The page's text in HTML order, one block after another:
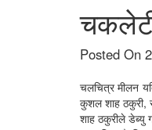
Posted On
चलचित्र मीलन
कुशल शाह ठकुरी,
शाह ठकुरीले डेब्यु